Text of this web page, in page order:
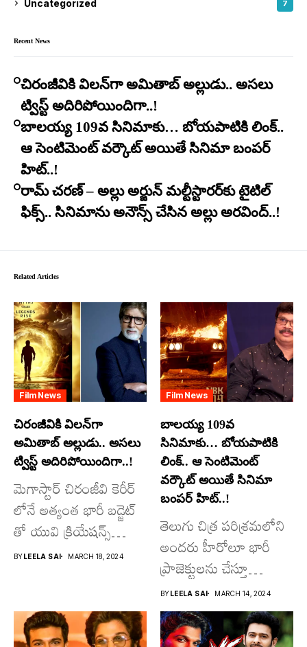
Uncategorized 7
Recent News
చిరంజీవికి విలన్‌గా అమితాబ్ అల్లుడు.. అసలు
ట్విస్ట్ అదిరిపోయిందిగా..!
బాలయ్య 109వ సినిమాకు… బోయపాటికి లింక్..
ఆ సెంటిమెంట్ వర్కౌట్ అయితే సినిమా బంపర్
హిట్..!
రామ్ చరణ్ – అల్లు అర్జున్ మల్టీస్టారర్​కు టైటిల్
ఫిక్స్.. సినిమాను అనౌన్స్ చేసిన అల్లు అరవింద్..!
Related Articles
Film News
చిరంజీవికి విలన్‌గా
అమితాబ్ అల్లుడు.. అసలు
ట్విస్ట్ అదిరిపోయిందిగా..!
మెగాస్టార్ చిరంజీవి కెరీర్
లోనే అత్యంత భారీ బడ్జెట్
తో యువి క్రియేషన్స్
రూపొందిస్తున్న
BYLEELA SAI MARCH 18, 2024
Film News
బాలయ్య 109వ
సినిమాకు… బోయపాటికి
లింక్.. ఆ సెంటిమెంట్
వర్కౌట్ అయితే సినిమా
బంపర్ హిట్..!
తెలుగు చిత్ర పరిశ్రమలోని
అందరు హీరోలూ భారీ
ప్రాజెక్టులను చేస్తూ
దూసుకుపోతోన్నారు.
అందులో కొందరు
మాత్రమే...
BYLEELA SAI MARCH 14, 2024